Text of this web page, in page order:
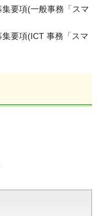
要項(一般事務「スマ
要項(ICT 事務「スマ